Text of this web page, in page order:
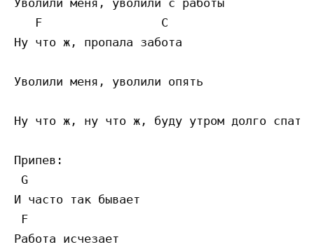
Уволили меня, уволили с работы
   F                 C
Ну что ж, пропала забота
Уволили меня, уволили опять
Ну что ж, ну что ж, буду утром долго спать
Припев:
G
И часто так бывает
F
Работа исчезает